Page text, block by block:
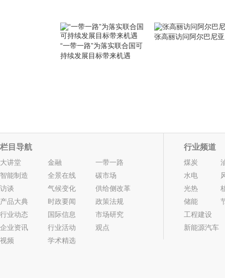
“一带一路”为落实联合国可
持续发展目标带来机遇
张高丽访问阿尔巴尼亚
栏目导航
大讲堂 金融
一带一路
智能制造
全景在线
碳市场
访谈
气候变化
供给侧改革
产品大典
时政要闻
政策法规
行业动态
国际信息
市场研究
企业资讯
行业活动
观点
视频
学术精选
行业频道
煤炭
水电
光热
储能
工程建设
新能源汽车